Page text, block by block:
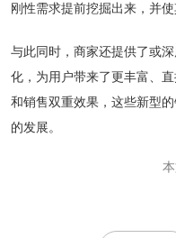
刚性需求提前挖掘出来，并使
与此同时，商家还提供了或
化，为用户带来了更丰富、
和销售双重效果，这些新型
的发展。